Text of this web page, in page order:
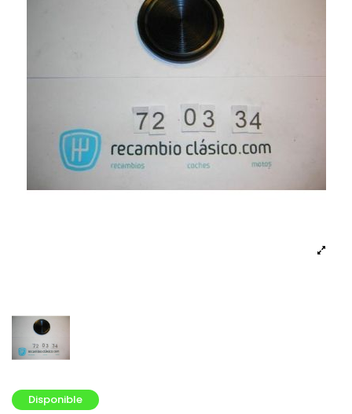
Disponible